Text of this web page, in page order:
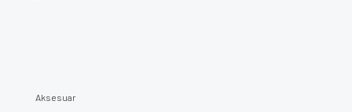
Aksesuar